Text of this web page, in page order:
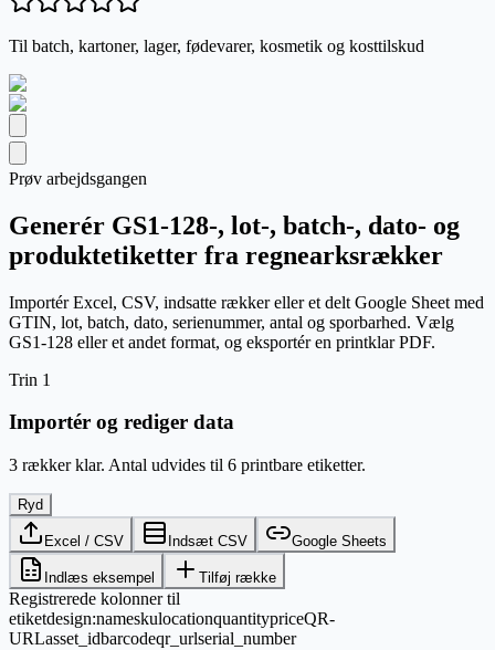
Til batch, kartoner, lager, fødevarer, kosmetik og kosttilskud
Prøv arbejdsgangen
Generér GS1-128-, lot-, batch-, dato- og
produktetiketter fra regnearksrækker
Importér Excel, CSV, indsatte rækker eller et delt Google Sheet med
GTIN, lot, batch, dato, serienummer, antal og sporbarhed. Vælg
GS1-128 eller et andet format, og eksportér en printklar PDF.
Trin 1
Importér og rediger data
3 rækker klar. Antal udvides til 6 printbare etiketter.
Ryd
Excel / CSV Indsæt CSV Google Sheets
Indlæs eksempel Tilføj række
Registrerede kolonner til
etiketdesign:nameskulocationquantitypriceQR-
URLasset_idbarcodeqr_urlserial_number